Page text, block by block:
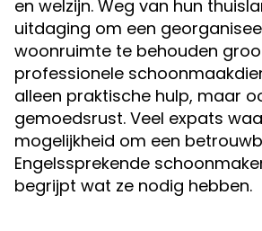
en welzijn. Weg van hun
uitdaging om een
woonruimte te behouden
professionele
alleen praktische hulp, maar
gemoedsrust. Veel expats
mogelijkheid om een
Engelssprekende
begrijpt wat ze nodig hebben.